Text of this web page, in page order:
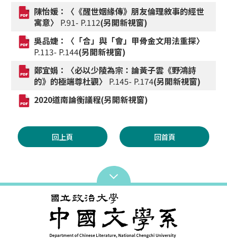
陳怡媛：〈《醒世姻緣傳》朋友倫理敘事的經世
寓意〉 P.91- P.112(另開新視窗)
吳品婕：〈「合」與「會」甲骨金文用法重探〉
P.113- P.144(另開新視窗)
鄭宜娟：〈必以少陵為宗：論黃子雲《野鴻詩
的》的極端尊杜觀〉 P.145- P.174(另開新視窗)
2020道南論衡議程(另開新視窗)
回上頁 回首頁